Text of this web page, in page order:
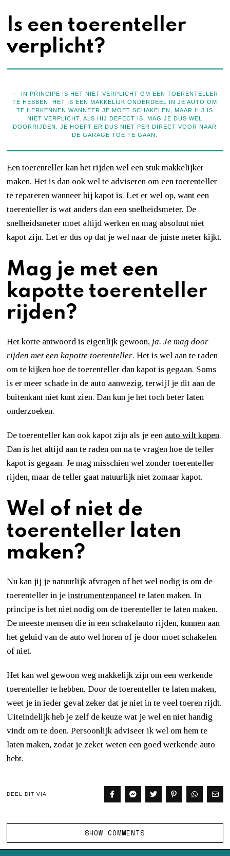
Is een toerenteller
verplicht?
IN PRINCIPE IS HET NIET VERPLICHT OM EEN TOERENTELLER
TE HEBBEN. HET IS EEN MAKKELIJK ONDERDEEL IN JE AUTO OM
TE HERKENNEN WANNEER JE MOET SCHAKELEN, MAAR HIJ IS
NIET VERPLICHT. ALS HIJ DEFECT IS, MAG JE DUS WEL
DOORRIJDEN. JE HOEFT ER DUS NIET PER DIRECT VOOR NAAR
DE GARAGE TOE TE GAAN.
Een toerenteller kan het rijden wel een stuk makkelijker
maken. Het is dan ook wel te adviseren om een toerenteller
te repareren wanneer hij kapot is. Let er wel op, want een
toerenteller is wat anders dan een snelheidsmeter. De
snelheidsmeter moet altijd werken en mag absoluut niet
kapot zijn. Let er dus op dat je wel naar de juiste meter kijkt.
Mag je met een
kapotte toerenteller
rijden?
Het korte antwoord is eigenlijk gewoon, ja. Je mag door
rijden met een kapotte toerenteller. Het is wel aan te raden
om te kijken hoe de toerenteller dan kapot is gegaan. Soms
is er meer schade in de auto aanwezig, terwijl je dit aan de
buitenkant niet kunt zien. Dan kun je het toch beter laten
onderzoeken.
De toerenteller kan ook kapot zijn als je een auto wilt kopen.
Dan is het altijd aan te raden om na te vragen hoe de teller
kapot is gegaan. Je mag misschien wel zonder toerenteller
rijden, maar de teller gaat natuurlijk niet zomaar kapot.
Wel of niet de
toerenteller laten
maken?
Nu kan jij je natuurlijk afvragen of het wel nodig is om de
toerenteller in jeinstrumentenpaneel te laten maken. In
principe is het niet nodig om de toerenteller te laten maken.
De meeste mensen die in een schakelauto rijden, kunnen aan
het geluid van de auto wel horen of je door moet schakelen
of niet.
Het kan wel gewoon weg makkelijk zijn om een werkende
toerenteller te hebben. Door de toerenteller te laten maken,
weet je in ieder geval zeker dat je niet in te veel toeren rijdt.
Uiteindelijk heb je zelf de keuze wat je wel en niet handig
vindt om te doen. Persoonlijk adviseer ik wel om hem te
laten maken, zodat je zeker weten een goed werkende auto
hebt.
DEEL DIT VIA
SHOW COMMENTS